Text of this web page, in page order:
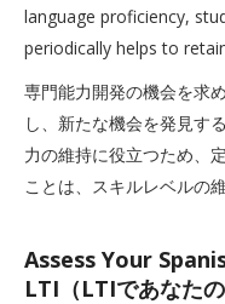
language proficiency,
periodically helps to
専門能力開発の機会を求
し、新たな機会を発見す
力の維持に役立つため、
ことは、スキルレベルの
Assess Your
LTI（LTIであなた